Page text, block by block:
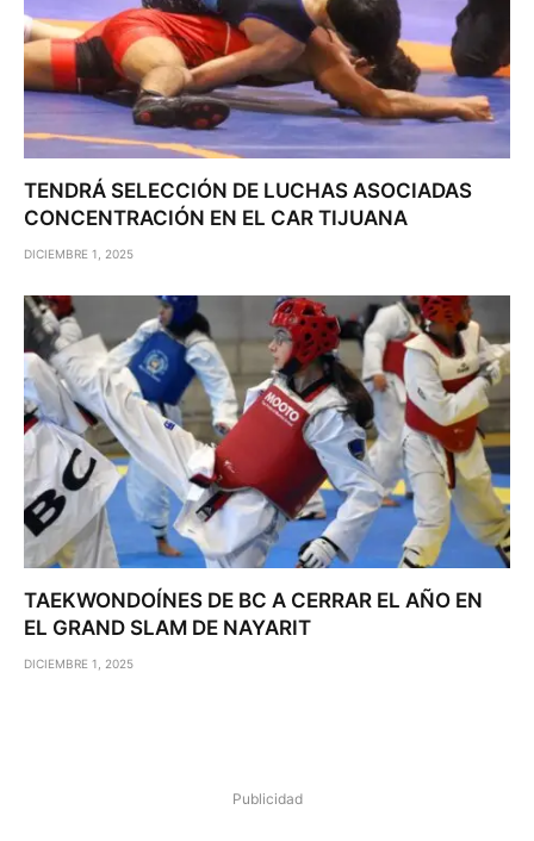
TENDRÁ SELECCIÓN DE LUCHAS ASOCIADAS
CONCENTRACIÓN EN EL CAR TIJUANA
DICIEMBRE 1, 2025
TAEKWONDOÍNES DE BC A CERRAR EL AÑO EN
EL GRAND SLAM DE NAYARIT
DICIEMBRE 1, 2025
Publicidad